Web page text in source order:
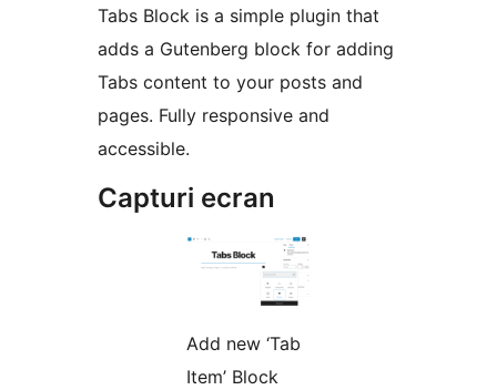
Tabs Block is a simple plugin that
adds a Gutenberg block for adding
Tabs content to your posts and
pages. Fully responsive and
accessible.
Capturi ecran
Add new ‘Tab
Item’ Block